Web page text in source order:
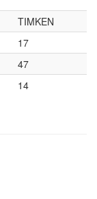
TIMKEN
17
47
14